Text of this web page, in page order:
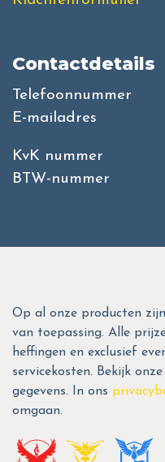
Contactdetails
Telefoonnummer
E-mailadres
KvK nummer
BTW-nummer
Op al onze producten
van toepassing. Alle
heffingen en exclusief
servicekosten. Bekijk onze
gegevens. In ons
omgaan.